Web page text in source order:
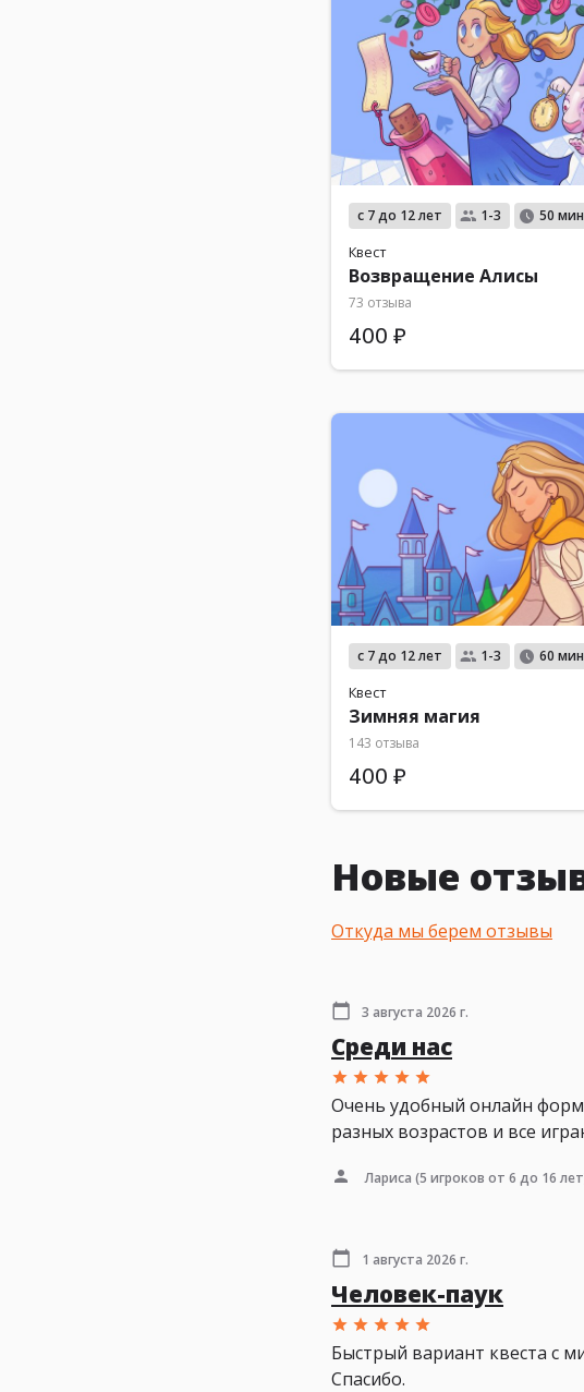
с 7 до 12 лет 1-3 50 мин
Квест
Возвращение Алисы
73 отзыва
400 ₽
с 7 до 12 лет 1-3 60 мин
Квест
Зимняя магия
143 отзыва
400 ₽
Новые
Откуда мы берем отзывы
3 августа 2026 г.
Среди нас
Очень удобный онлайн
разных возрастов и все
Лариса (5 игроков от 6 до 16
1 августа 2026 г.
Человек-паук
Быстрый вариант квеста с
Спасибо.